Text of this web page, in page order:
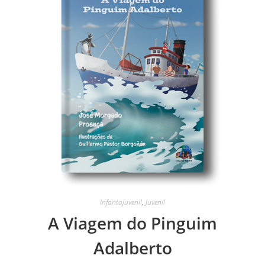
Infantojuvenil, Juvenil
A Viagem do Pinguim
Adalberto